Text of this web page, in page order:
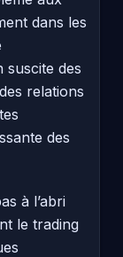
dans les
suscite des
relations
des
à l’abri
le trading